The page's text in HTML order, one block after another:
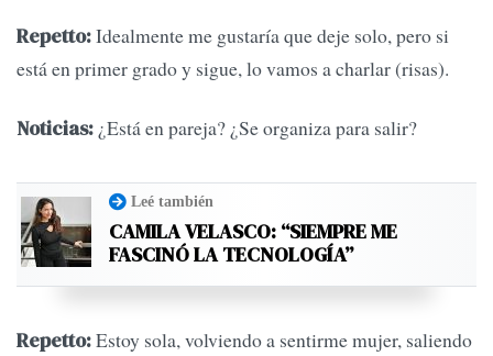
Repetto:Idealmente me gustaría que deje solo, pero si
está en primer grado y sigue, lo vamos a charlar (risas).
Noticias: ¿Está en pareja? ¿Se organiza para salir?
Leé también
CAMILA VELASCO: “SIEMPRE ME
FASCINÓ LA TECNOLOGÍA”
Repetto:Estoy sola, volviendo a sentirme mujer, saliendo